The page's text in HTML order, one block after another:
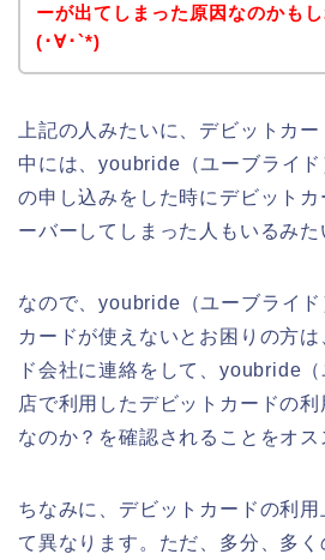
ーが出てしまった原因なのかも
(･∀･`*)
上記の人みたいに、デビットカ
中には、youbride（ユーブライ
の申し込みをした時にデビット
ーバーしてしまった人もいるみた
なので、youbride（ユーブライド
カードが使えないとお困りの方
ド会社に連絡をして、youbride
店で利用したデビットカードの
なのか？を確認されることをオス
ちなみに、デビットカードの利
て異なります。ただ、多分、多